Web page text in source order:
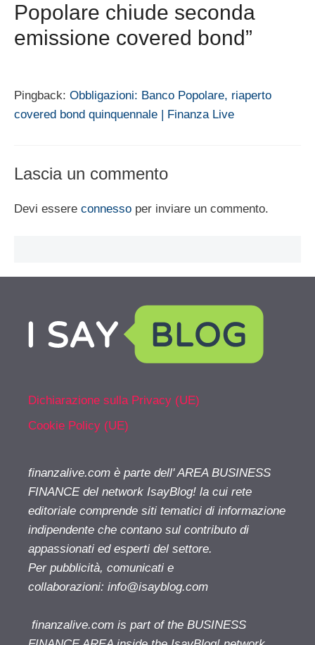
Popolare chiude seconda
emissione covered bond”
Pingback: Obbligazioni: Banco Popolare, riaperto
covered bond quinquennale | Finanza Live
Lascia un commento
Devi essere connesso per inviare un commento.
Dichiarazione sulla Privacy (UE)
Cookie Policy (UE)
finanzalive.com è parte dell' AREA BUSINESS
FINANCE del network IsayBlog! la cui rete
editoriale comprende siti tematici di informazione
indipendente che contano sul contributo di
appassionati ed esperti del settore.
Per pubblicità, comunicati e
collaborazioni: info@isayblog.com
finanzalive.com is part of the BUSINESS